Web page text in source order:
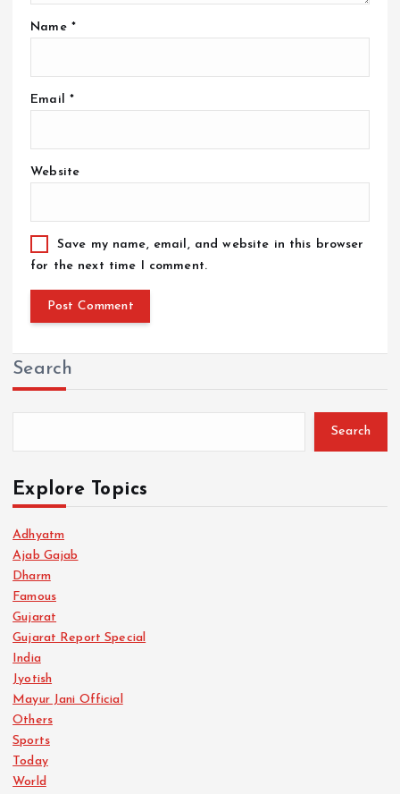
Name *
Email *
Website
Save my name, email, and website in this browser
for the next time I comment.
Search
Search
Explore Topics
Adhyatm
Ajab Gajab
Dharm
Famous
Gujarat
Gujarat Report Special
India
Jyotish
Mayur Jani Official
Others
Sports
Today
World